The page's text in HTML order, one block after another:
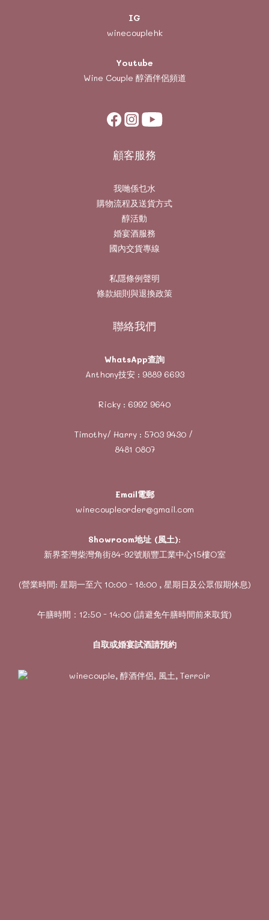
IG
winecouplehk
Youtube
Wine Couple 醇酒伴侶頻道
顧客服務
我哋係乜水
購物流程及送貨方式
醇活動
婚宴酒服務
國內交貨專線
私隱條例聲明
條款細則與退換政策
聯絡我們
WhatsApp查詢
Anthony技安 : 9889 6693
Ricky : 6992 9640
Timothy/ Harry : 5703 9430/
8481 0807
Email電郵
winecoupleorder@gmail.com
Showroom地址 (風土):
新界荃灣柴灣角街84-92號順豐工業中心15樓O室
(營業時間: 星期一至六 10:00 - 18:00 , 星期日及公眾假期休息)
午膳時間：12:50 - 14:00 (請避免午膳時間前來取貨)
自取或婚宴試酒請預約